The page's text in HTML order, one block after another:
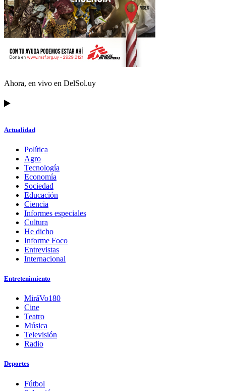
Ahora, en vivo en DelSol.uy
Actualidad
Política
Agro
Tecnología
Economía
Sociedad
Educación
Ciencia
Informes especiales
Cultura
He dicho
Informe Foco
Entrevistas
Internacional
Entretenimiento
MiráVo180
Cine
Teatro
Música
Televisión
Radio
Deportes
Fútbol